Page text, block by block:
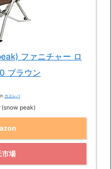
ファニチャー ロ
ブラウン
カエレバ
(snow peak)
市場